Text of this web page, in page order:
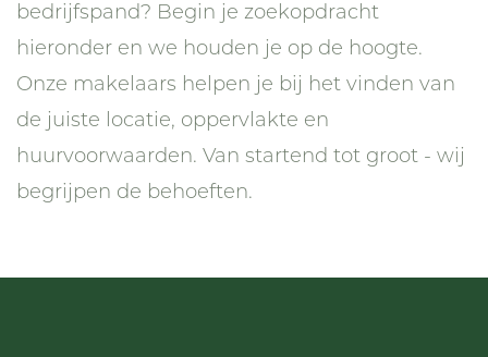
bedrijfspand? Begin je zoekopdracht
hieronder en we houden je op de hoogte.
Onze makelaars helpen je bij het vinden van
de juiste locatie, oppervlakte en
huurvoorwaarden. Van startend tot groot - wij
begrijpen de behoeften.